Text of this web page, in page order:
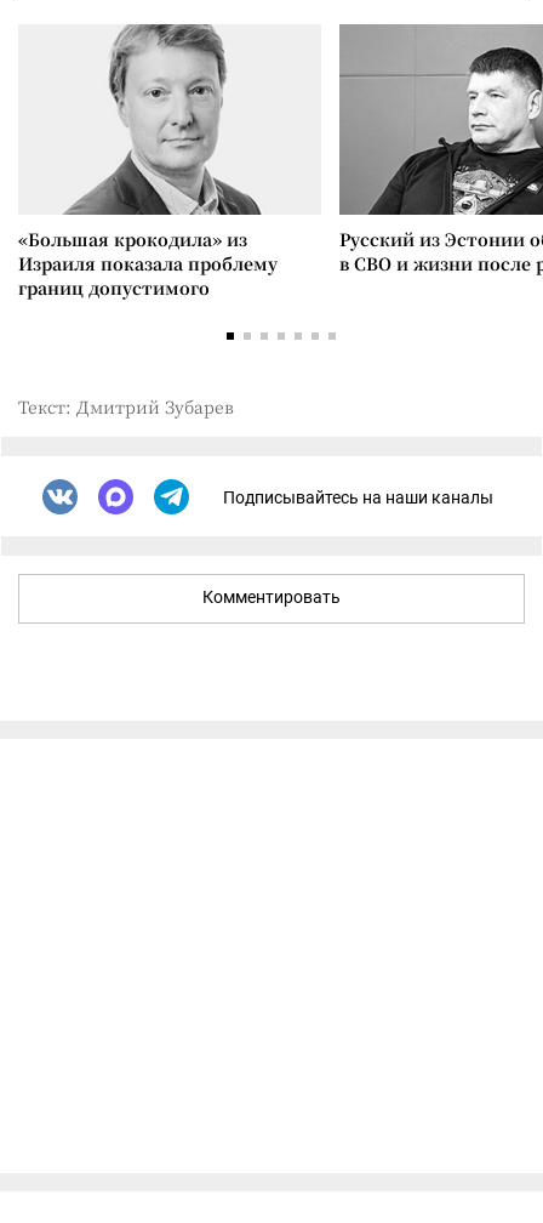
«Большая крокодила» из
Израиля показала проблему
границ допустимого
Русский из Эстонии
в СВО и жизни после
Текст: Дмитрий Зубарев
Подписывайтесь на наши каналы
Комментировать